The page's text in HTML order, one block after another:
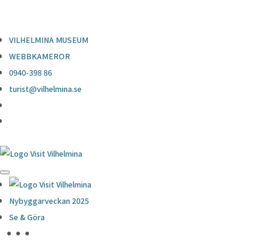
VILHELMINA MUSEUM
WEBBKAMEROR
0940-398 86
turist@vilhelmina.se
Nybyggarveckan 2025
Se & Göra